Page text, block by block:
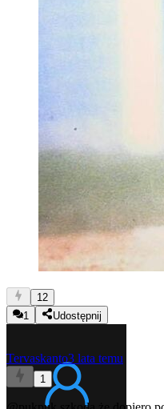
12
1
Udostępnij
Tervaskanto3 lata temu
1